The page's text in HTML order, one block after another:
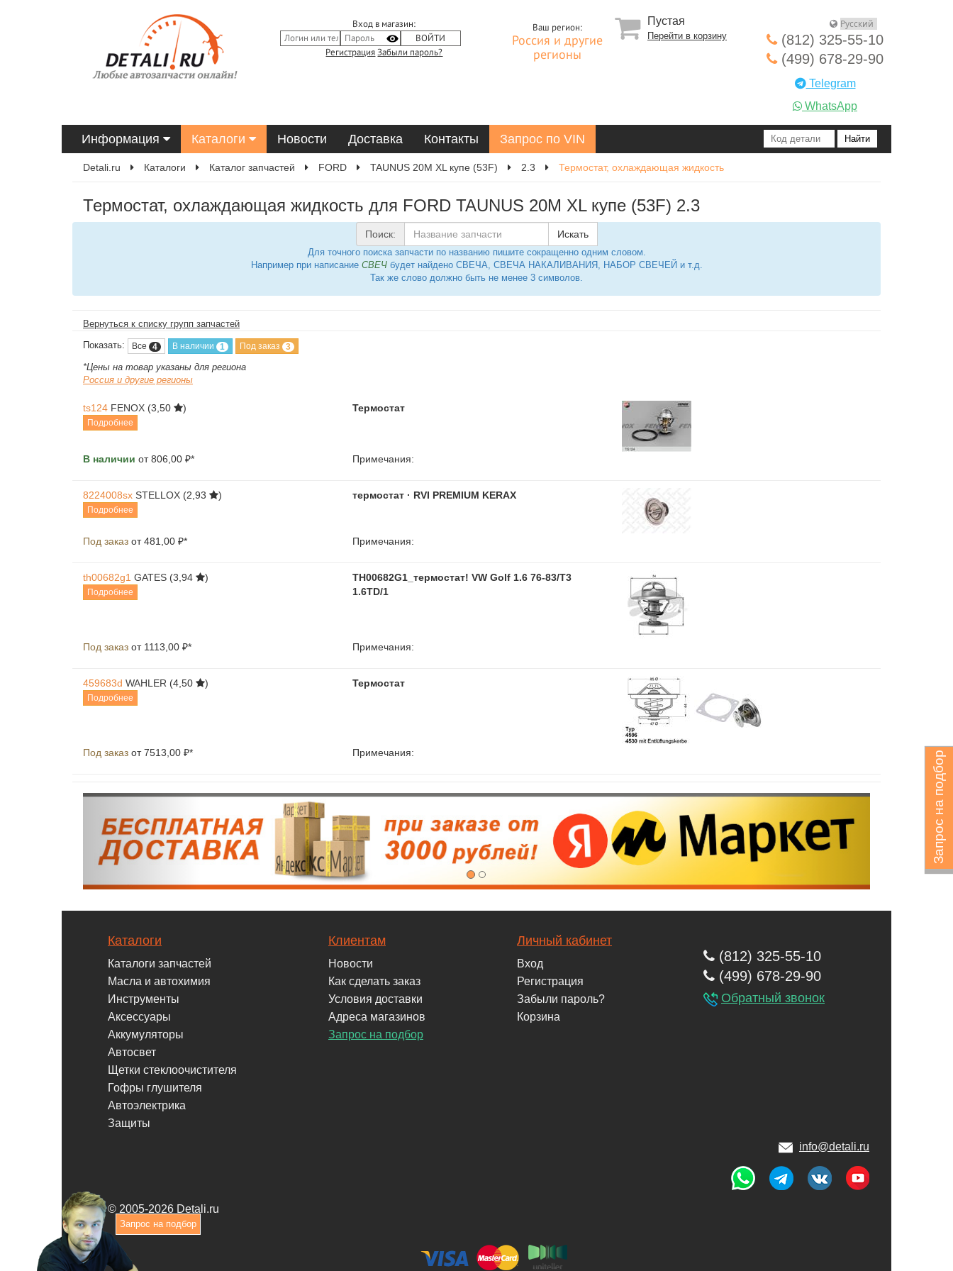
Запрос на подбор
Запрос на подбор
Вход в магазин:
Регистрация Забыли пароль?
Ваш регион:
Россия и другие
регионы
Пустая
Перейти в корзину
(812) 325-55-10
(499) 678-29-90
Telegram
WhatsApp
Информация Каталоги Новости Доставка Контакты Запрос по VIN
Detali.ru Каталоги Каталог запчастей FORD TAUNUS 20M XL купе (53F) 2.3 Термостат, охлаждающая жидкость
Термостат, охлаждающая жидкость для FORD TAUNUS 20M XL купе (53F) 2.3
Поиск: Искать
Для точного поиска запчасти по названию пишите сокращенно одним словом.
Например при написание СВЕЧбудет найдено СВЕЧА, СВЕЧА НАКАЛИВАНИЯ, НАБОР СВЕЧЕЙ и т.д.
Так же слово должно быть не менее 3 символов.
Вернуться к списку групп запчастей
Показать: Все 4 В наличии 1 Под заказ 3
*Цены на товар указаны для региона
Россия и другие регионы
ts124 FENOX (3,50 )
Подробнее
Термостат
В наличии от 806,00 ₽* Примечания:
8224008sx STELLOX (2,93 )
Подробнее
термостат · RVI PREMIUM KERAX
Под заказ от 481,00 ₽* Примечания:
th00682g1 GATES (3,94 )
Подробнее
TH00682G1_термостат! VW Golf 1.6 76-83/T3
1.6TD/1
Под заказ от 1113,00 ₽* Примечания:
459683d WAHLER (4,50 )
Подробнее
Термостат
Под заказ от 7513,00 ₽* Примечания:
Каталоги
Каталоги запчастей
Масла и автохимия
Инструменты
Аксессуары
Аккумуляторы
Автосвет
Щетки стеклоочистителя
Гофры глушителя
Автоэлектрика
Защиты
Клиентам
Новости
Как сделать заказ
Условия доставки
Адреса магазинов
Запрос на подбор
Личный кабинет
Вход
Регистрация
Забыли пароль?
Корзина
(812) 325-55-10
(499) 678-29-90
Обратный звонок
info@detali.ru
© 2005-2026 Detali.ru